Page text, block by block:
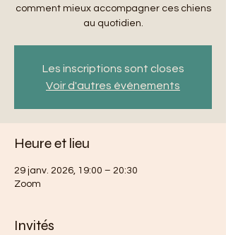
comment mieux accompagner ces chiens
au quotidien.
Les inscriptions sont closes
Voir d'autres événements
Heure et lieu
29 janv. 2026, 19:00 – 20:30
Zoom
Invités